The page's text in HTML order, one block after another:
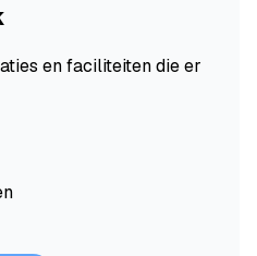
en faciliteiten die er